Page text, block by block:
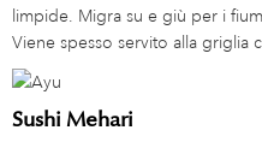
limpide. Migra su e giù per i
Viene spesso servito alla griglia
Sushi Mehari